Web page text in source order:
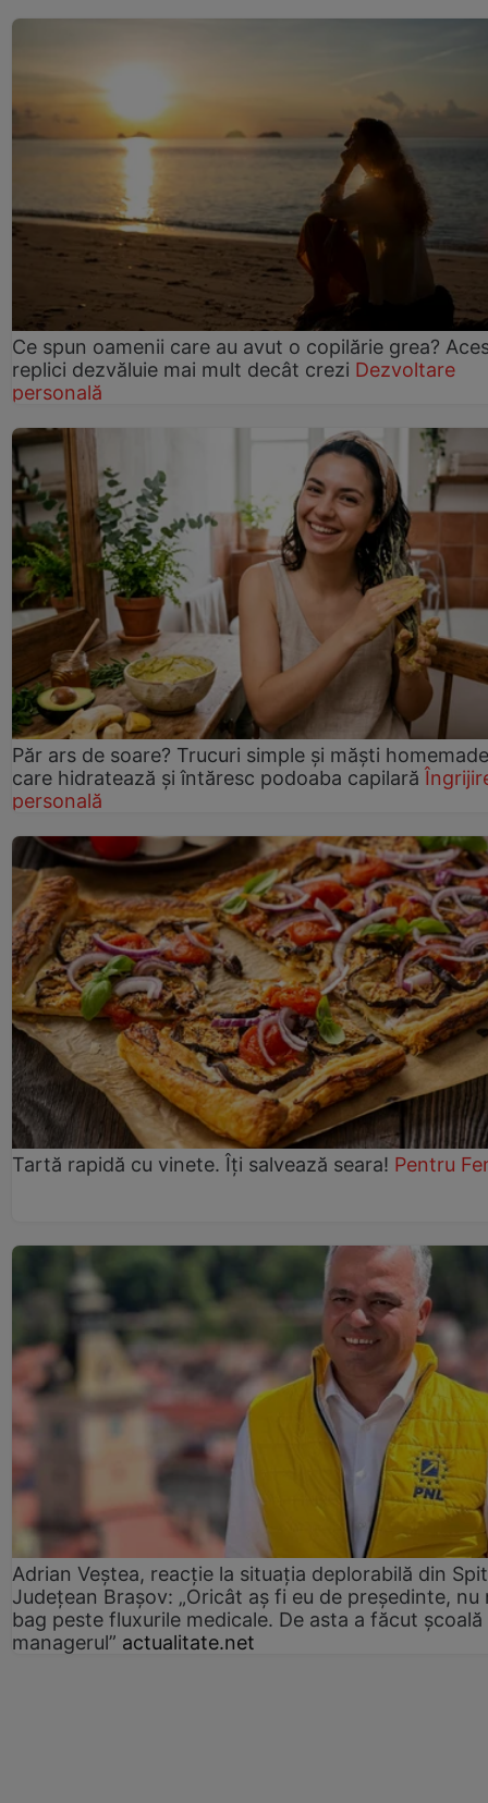
Ce spun oamenii care au avut o copilărie grea?
replici dezvăluie mai mult decât crezi Dezvoltare
personală
Păr ars de soare? Trucuri simple și măști homemade
care hidratează și întăresc podoaba capilară
personală
Tartă rapidă cu vinete. Îți salvează seara! Pentru
Adrian Veștea, reacție la situația deplorabilă din
Județean Brașov: „Oricât aș fi eu de președinte, nu
bag peste fluxurile medicale. De asta a făcut școală
managerul” actualitate.net